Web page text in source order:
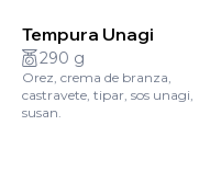
Tempura Unagi
290 g
Orez, crema de branza,
castravete, tipar, sos unagi,
susan.